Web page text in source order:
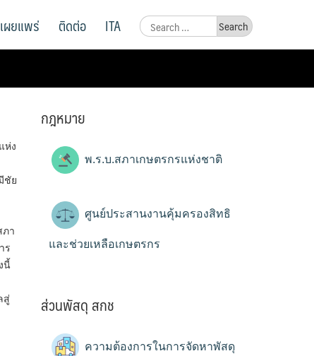
Search
for:
ผยแพร่ ติดต่อ ITA
ห่ง
ชัย
ภา
ร
นี้
สู่
กฎหมาย
พ.ร.บ.สภาเกษตรกรแห่งชาติ
ศูนย์ประสานงานคุ้มครองสิทธิ
และช่วยเหลือเกษตรกร
ส่วนพัสดุ สกช
ความต้องการในการจัดหาพัสดุ